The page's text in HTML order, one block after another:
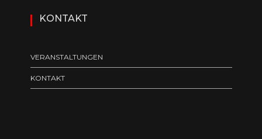
KONTAKT
VERANSTALTUNGEN
KONTAKT